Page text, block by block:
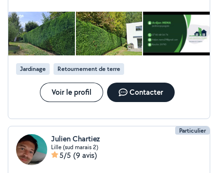
Nettoyage et remise en état de jardins négligés Je
m'adapte à vos besoins, que ce soit pour un entretien
ponctuel ou régulier. Devis gratuit et intervention rapide
N'hésitez pas à me contacter pour toute question ou
pour planifier une visite. Votre jardin mérite le meilleur !
Jardinage Retournement de terre
Voir le profil Contacter
Particulier
Julien Chartiez
Lille (sud marais 2)
5/5 (9 avis)